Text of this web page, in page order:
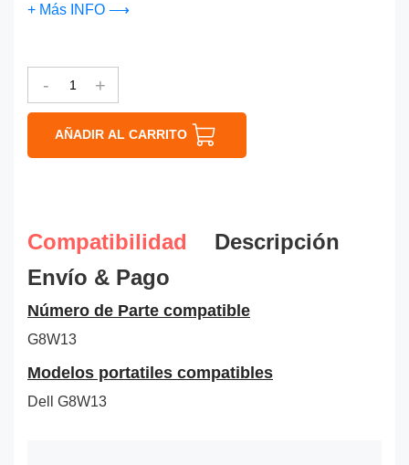
+ Más INFO ⟶
- +
AÑADIR AL CARRITO
Compatibilidad
Descripción
Envío & Pago
Número de Parte compatible
G8W13
Modelos portatiles compatibles
Dell G8W13